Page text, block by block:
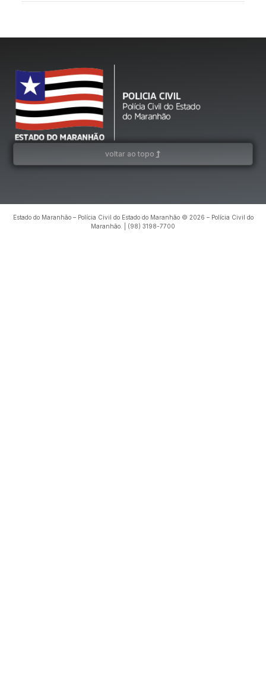
voltar ao topo
Estado do Maranhão – Polícia Civil do Estado do Maranhão © 2026 – Polícia Civil do
Maranhão. | (98) 3198-7700